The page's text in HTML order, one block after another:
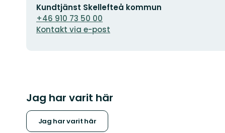
E-
postadress
Kundtjänst Skellefteå kommun
+46 910 73 50 00
Kontakt via e-post
Jag har varit här
Jag har varit här